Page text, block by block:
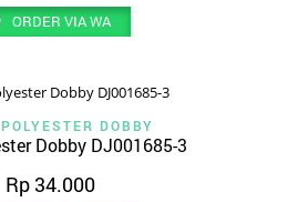
ORDER VIA WA
DOBBY
Dobby DJ001685-3
Rp34.000